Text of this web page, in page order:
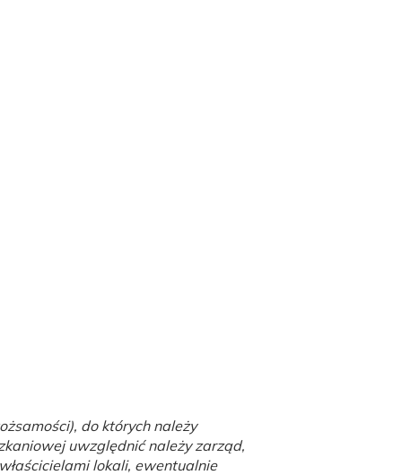
do których należy
uwzględnić należy zarząd,
lokali, ewentualnie